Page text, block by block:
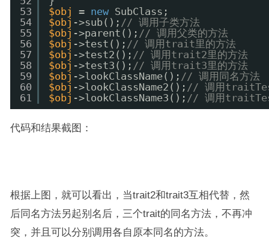
53
54
55
56
57
58
59
60
61
$obj
= new SubClass;
$obj ->sub(); // 调用子类方法
$obj ->parent(); // 调用父类的方法
$obj ->test(); // 调用trait里的方法
$obj ->test2(); // 调用trait2里的方法
$obj ->test3(); // 调用trait3里的方法
$obj ->lookClassName(); // 调用同名方法
$obj ->lookClassName2(); // 调用
$obj ->lookClassName3(); // 调用
代码和结果截图：
根据上图，就可以看出，当trait2和trait3互相代替，然
后同名方法另起别名后，三个trait的同名方法，不再冲
突，并且可以分别调用各自原本同名的方法。